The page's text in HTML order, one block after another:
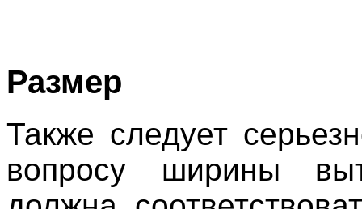
Размер
Также следует
вопросу ширины